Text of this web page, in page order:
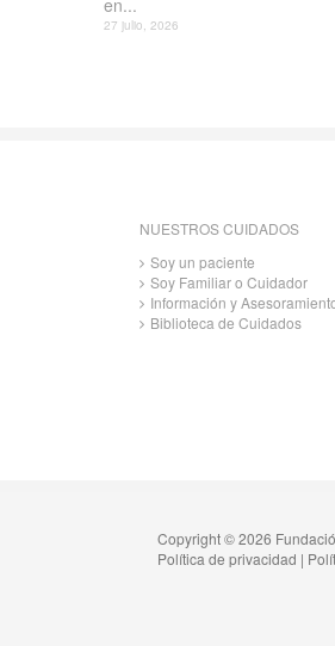
en...
27 julio, 2026
NUESTROS CUIDADOS
Soy un paciente
Soy Familiar o Cuidador
Información y
Biblioteca de Cuidados
Copyright © 2026
Política de privacidad |